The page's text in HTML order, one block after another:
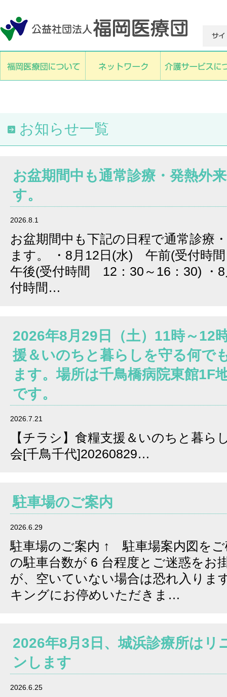
お知らせ一覧
お盆期間中も通常診療・発熱外
す。
2026.8.1
お盆期間中も下記の日程で通常診療
ます。 ・8月12日(水) 午前(受付時
午後(受付時間 12：30～16：30) ・
付時間…
2026年8月29日（土）11時～12
援＆いのちと暮らしを守る何で
ます。場所は千鳥橋病院東館1F
です。
2026.7.21
【チラシ】食糧支援＆いのちと暮ら
会[千鳥千代]20260829…
駐車場のご案内
2026.6.29
駐車場のご案内 ↑ 駐車場案内図を
の駐車台数が 6 台程度とご迷惑をお
が、空いていない場合は恐れ入りま
キングにお停めいただきま…
2026年8月3日、城浜診療所はリ
ンします
2026.6.25